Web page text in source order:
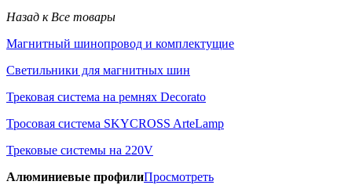
Назад к Все товары
Магнитный шинопровод и комплектущие
Светильники для магнитных шин
Трековая система на ремнях Decorato
Тросовая система SKYCROSS ArteLamp
Трековые системы на 220V
Алюминиевые профилиПросмотреть